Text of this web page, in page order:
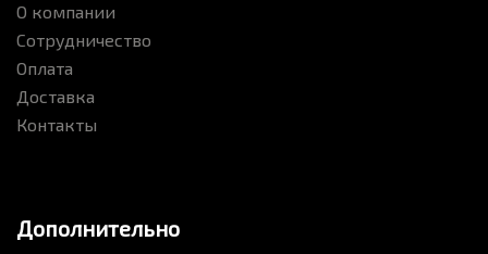
О компании
Сотрудничество
Оплата
Доставка
Контакты
Дополнительно